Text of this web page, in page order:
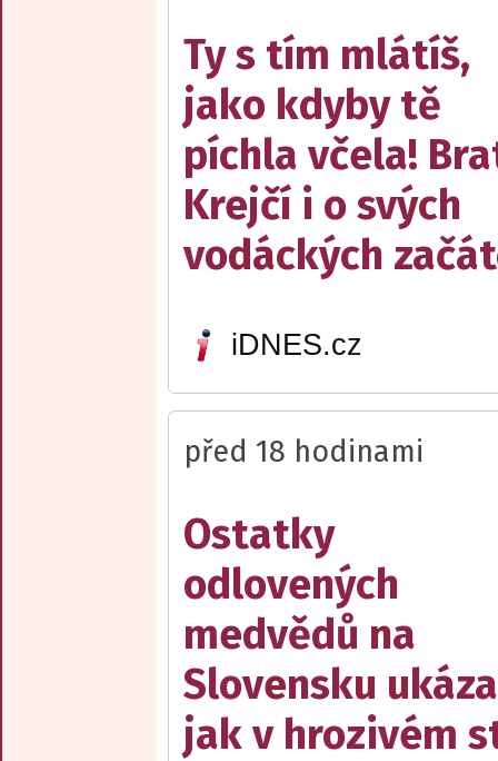
Ty s tím mlátíš,
jako kdyby tě
píchla včela!
Krejčí i o svých
vodáckých
iDNES.cz
před 18 hodinami
Ostatky
odlovených
medvědů na
Slovensku
jak v hrozivém